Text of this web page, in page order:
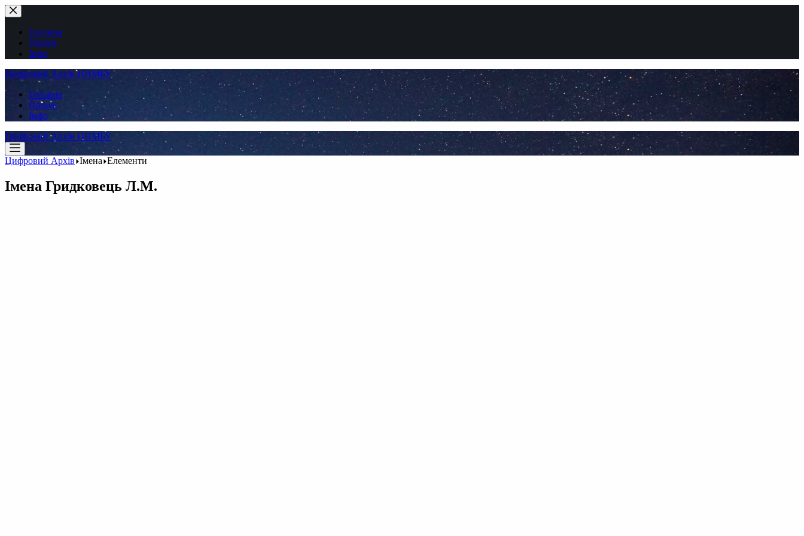
Перейти
до
вмістуГоловна
Пошук
Інфо
Цифровий Архів ННМБУ
Головна
Пошук
Інфо
Цифровий Архів ННМБУ
Цифровий Архів Імена Елементи
Імена Гридковець Л.М.